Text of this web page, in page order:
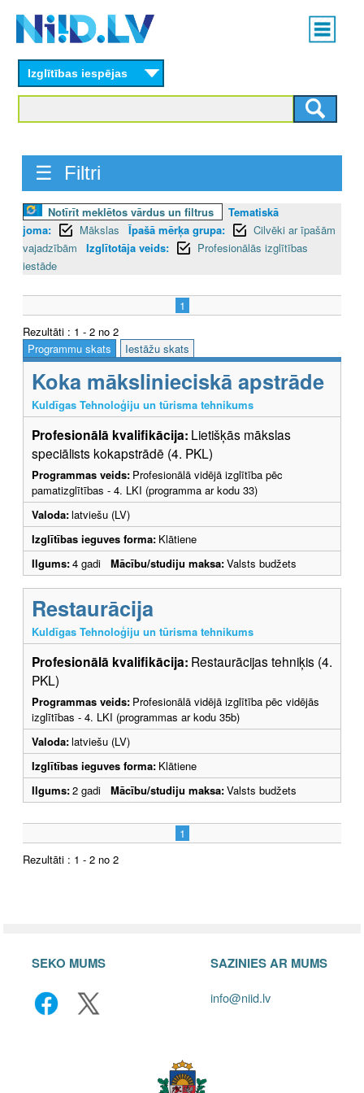
content
Main
menu
Izglītības iespējas
☰ Filtri
Notīrīt meklētos vārdus un filtrus
Tematiskā
joma:
Mākslas Īpašā mērķa grupa:
Cilvēki ar īpašām
vajadzībām
Izglītotāja veids:
Profesionālās izglītības
iestāde
1
Rezultāti : 1 - 2 no 2
Programmu skats
Iestāžu skats
Koka mākslinieciskā apstrāde
Kuldīgas Tehnoloģiju un tūrisma tehnikums
Profesionālā kvalifikācija: Lietišķās mākslas
speciālists kokapstrādē (4. PKL)
Programmas veids: Profesionālā vidējā izglītība pēc
pamatizglītības - 4. LKI (programma ar kodu 33)
Valoda:latviešu (LV)
Izglītības ieguves forma: Klātiene
Ilgums:4 gadi Mācību/studiju maksa:Valsts budžets
Restaurācija
Kuldīgas Tehnoloģiju un tūrisma tehnikums
Profesionālā kvalifikācija: Restaurācijas tehniķis (4.
PKL)
Programmas veids: Profesionālā vidējā izglītība pēc vidējās
izglītības - 4. LKI (programmas ar kodu 35b)
Valoda:latviešu (LV)
Izglītības ieguves forma: Klātiene
Ilgums:2 gadi Mācību/studiju maksa:Valsts budžets
1
Rezultāti : 1 - 2 no 2
SEKO MUMS SAZINIES AR MUMS
info@niid.lv